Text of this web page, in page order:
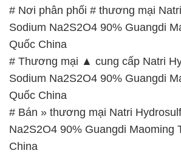
# Nơi phân phối # thương mại
Sodium Na2S2O4 90% Guangdi
Quốc China
# Thương mại ▲ cung cấp Natri
Sodium Na2S2O4 90% Guangdi
Quốc China
# Bán » thương mại Natri
Na2S2O4 90% Guangdi Maoming
China